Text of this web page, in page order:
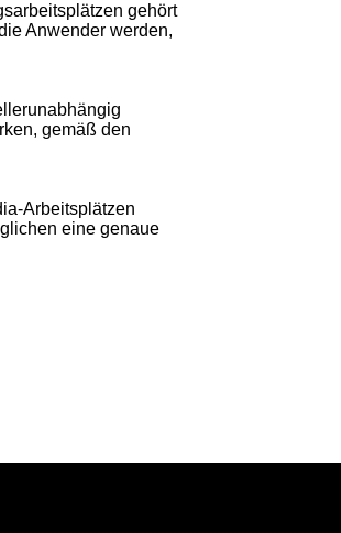
gehört
Anwender werden,
gemäß den
Arbeitsplätzen
eine genaue